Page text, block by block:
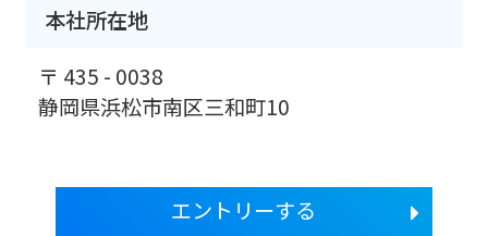
本社所在地
〒 435 - 0038
静岡県浜松市南区三和町10
エントリーする